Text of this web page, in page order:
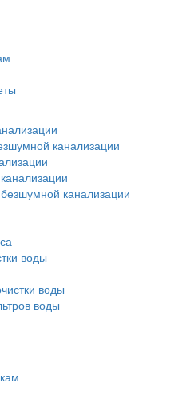
канализации
канализации
воды
воды
воды